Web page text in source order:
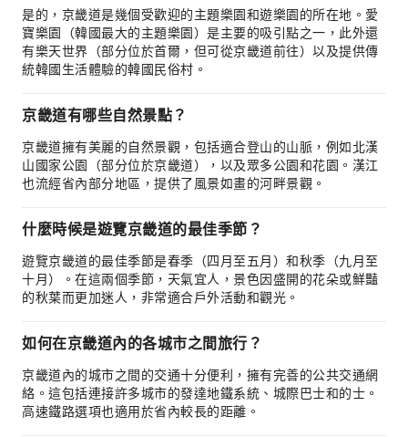
是的，京畿道是幾個受歡迎的主題樂園和遊樂園的所在地。愛
寶樂園（韓國最大的主題樂園）是主要的吸引點之一，此外還
有樂天世界（部分位於首爾，但可從京畿道前往）以及提供傳
統韓國生活體驗的韓國民俗村。
京畿道有哪些自然景點？
京畿道擁有美麗的自然景觀，包括適合登山的山脈，例如北漢
山國家公園（部分位於京畿道），以及眾多公園和花園。漢江
也流經省內部分地區，提供了風景如畫的河畔景觀。
什麼時候是遊覽京畿道的最佳季節？
遊覽京畿道的最佳季節是春季（四月至五月）和秋季（九月至
十月）。在這兩個季節，天氣宜人，景色因盛開的花朵或鮮豔
的秋葉而更加迷人，非常適合戶外活動和觀光。
如何在京畿道內的各城市之間旅行？
京畿道內的城市之間的交通十分便利，擁有完善的公共交通網
絡。這包括連接許多城市的發達地鐵系統、城際巴士和的士。
高速鐵路選項也適用於省內較長的距離。